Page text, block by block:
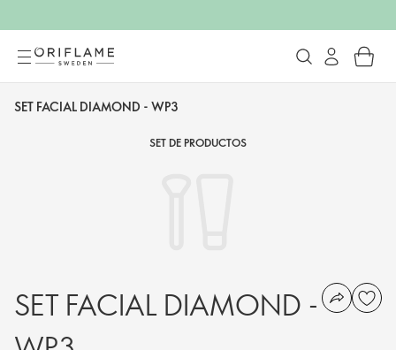
SET FACIAL DIAMOND - WP3
SET DE PRODUCTOS
SET FACIAL DIAMOND -